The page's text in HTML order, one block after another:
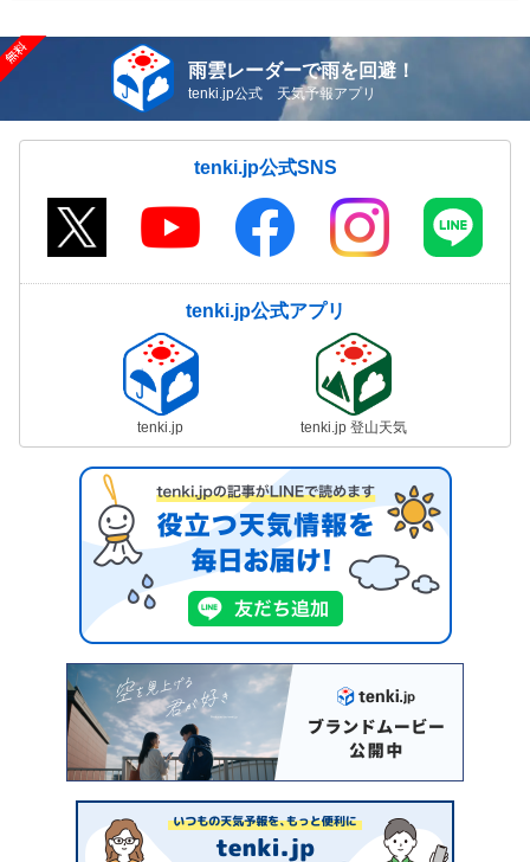
雨雲レーダーで雨を回避！
tenki.jp公式 天気予報アプリ
tenki.jp公式SNS
tenki.jp公式アプリ
tenki.jp tenki.jp 登山天気